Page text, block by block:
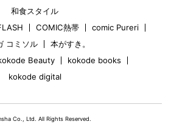
和食スタイル
COMIC熱帯
comic Pureri
コミソル
本がすき。
Beauty
kokode books
kokode digital
Co., Ltd. All Rights Reserved.